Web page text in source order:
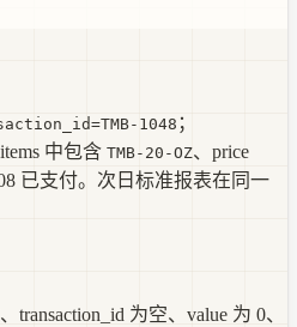
1048 ；
中包含 TMB-20-OZ、price
已支付。次日标准报表在同一
transaction_id 为空、value 为 0、